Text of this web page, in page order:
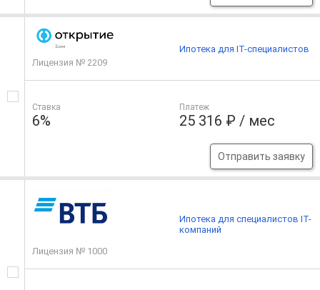
Лицензия № 2209
Ставка
6%
Платеж
25 316 ₽ / мес
Отправить заявку
Ипотека для IT-специалистов
Лицензия № 1000
Ипотека для специалистов IT-
компаний